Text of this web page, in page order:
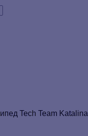
Tech Team Katalina